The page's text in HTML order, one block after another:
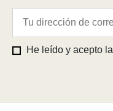
He leído y acepto la